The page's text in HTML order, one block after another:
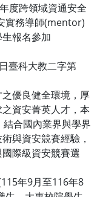
度跨領域資通安全
實務導師(mentor)
報名參加
臺科大教二字第
優良健全環境，厚
資安菁英人才，本
合國內業界與學界
與資安競賽經驗，
際級資安競賽選
年9月至116年8